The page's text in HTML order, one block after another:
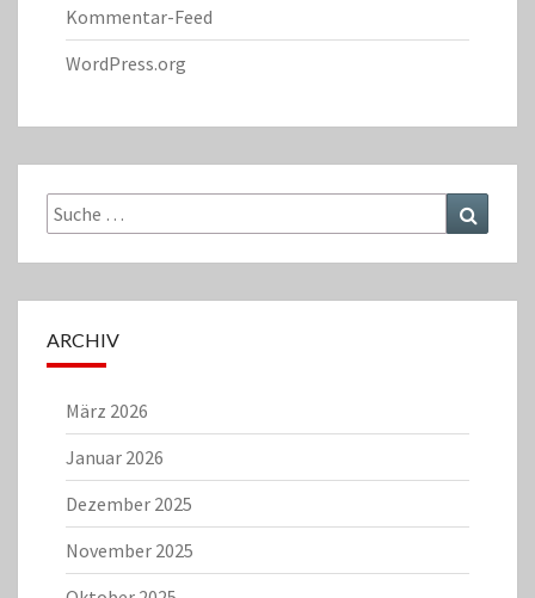
Kommentar-Feed
WordPress.org
Suche
nach:
ARCHIV
März 2026
Januar 2026
Dezember 2025
November 2025